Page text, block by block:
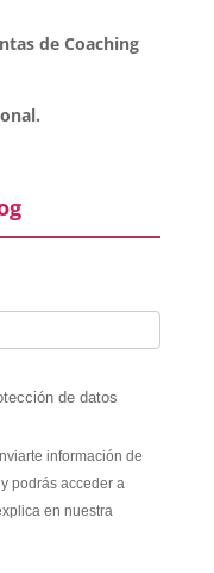
de Coaching
de datos
información de
podrás acceder a
en nuestra